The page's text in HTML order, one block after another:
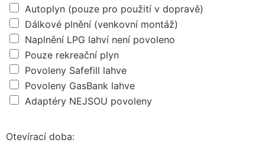
Autoplyn (pouze pro použití v dopravě)
Dálkové plnění (venkovní montáž)
Naplnění LPG lahví není povoleno
Pouze rekreační plyn
Povoleny Safefill lahve
Povoleny GasBank lahve
Adaptéry NEJSOU povoleny
Otevírací doba: